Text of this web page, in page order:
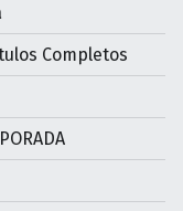
Completos